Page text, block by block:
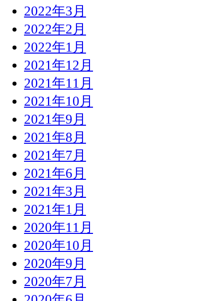
2022年3月
2022年2月
2022年1月
2021年12月
2021年11月
2021年10月
2021年9月
2021年8月
2021年7月
2021年6月
2021年3月
2021年1月
2020年11月
2020年10月
2020年9月
2020年7月